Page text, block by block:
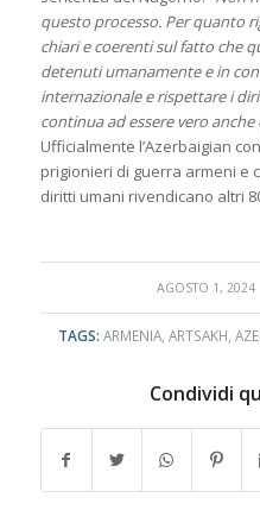
questo processo. Per quanto
chiari e coerenti sul fatto che
detenuti umanamente e in
internazionale e rispettare i
continua ad essere vero anche
Ufficialmente l’Azerbaigian
prigionieri di guerra armeni e
diritti umani rivendicano altri
AGOSTO 1, 2024
/
TAGS: ARMENIA, ARTSAKH
Condividi